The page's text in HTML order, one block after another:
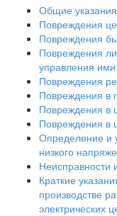
Общие указания
Повреждения
Повреждения
Повреждения
управления ими
Повреждения
Повреждения в
Повреждения в
Повреждения в
Определение и
низкого
Неисправности
Краткие
производстве
электрических